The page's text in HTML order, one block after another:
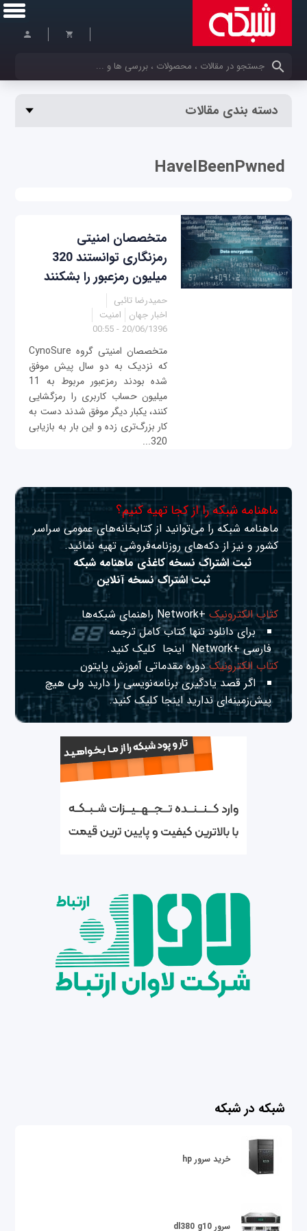
کلمات کلیدی خود را وارد کنید
دسته بندی مقالات
HaveIBeenPwned
متخصصان امنیتی
رمزنگاری توانستند 320
میلیون رمزعبور را بشکنند
حمیدرضا تائبی
اخبار جهان
امنیت
20/06/1396 - 00:55
متخصصان امنیتی گروه CynoSure
که نزدیک به دو سال پیش موفق
شده بودند رمزعبور مربوط به 11
میلیون حساب کاربری را رمزگشایی
کنند، یکبار دیگر موفق شدند دست به
کار بزرگ‌تری زده و این بار به بازیابی
320...
ماهنامه شبکه را از کجا تهیه کنیم؟
ماهنامه شبکه را می‌توانید از کتابخانه‌های عمومی سراسر
کشور و نیز از دکه‌های روزنامه‌فروشی تهیه نمائید.
ثبت اشتراک نسخه کاغذی ماهنامه شبکه
ثبت اشتراک نسخه آنلاین
کتاب الکترونیک+Network راهنمای شبکه‌ها
برای دانلود تنها کتاب کامل ترجمه
فارسی +Network
اینجا کلیک کنید.
کتاب الکترونیکدوره مقدماتی آموزش پایتون
اگر قصد یادگیری برنامه‌نویسی را دارید ولی هیچ
پیش‌زمینه‌ای نداریداینجا کلیک کنید.
شبکه در شبکه
خرید سرور hp
سرور dl380 g10